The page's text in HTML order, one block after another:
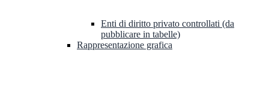
Enti di diritto privato controllati (da
pubblicare in tabelle)
Rappresentazione grafica